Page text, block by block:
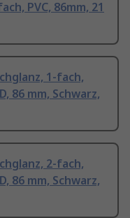
PVC, 86mm, 21
1-fach,
86 mm, Schwarz,
2-fach,
86 mm, Schwarz,